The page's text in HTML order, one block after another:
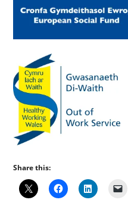
Share this: